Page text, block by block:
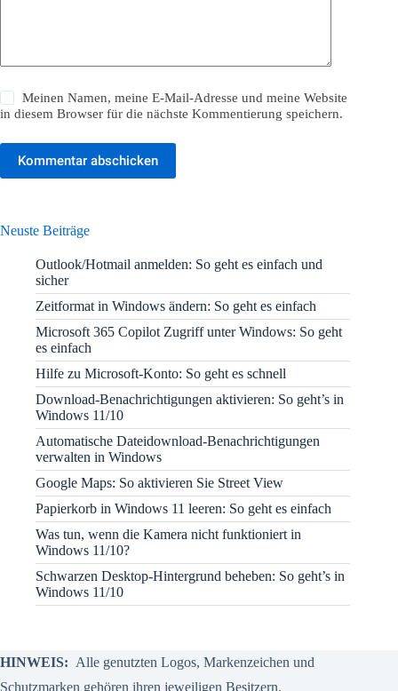
Meinen Namen, meine E-Mail-Adresse und meine Website
in diesem Browser für die nächste Kommentierung speichern.
Kommentar abschicken
Neuste Beiträge
Outlook/Hotmail anmelden: So geht es einfach und
sicher
Zeitformat in Windows ändern: So geht es einfach
Microsoft 365 Copilot Zugriff unter Windows: So geht
es einfach
Hilfe zu Microsoft-Konto: So geht es schnell
Download-Benachrichtigungen aktivieren: So geht’s in
Windows 11/10
Automatische Dateidownload-Benachrichtigungen
verwalten in Windows
Google Maps: So aktivieren Sie Street View
Papierkorb in Windows 11 leeren: So geht es einfach
Was tun, wenn die Kamera nicht funktioniert in
Windows 11/10?
Schwarzen Desktop-Hintergrund beheben: So geht’s in
Windows 11/10
HINWEIS: Alle genutzten Logos, Markenzeichen und
Schutzmarken gehören ihren jeweiligen Besitzern.